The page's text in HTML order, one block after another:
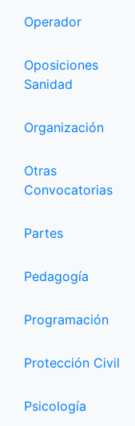
Operador
Oposiciones
Sanidad
Organización
Otras
Convocatorias
Partes
Pedagogía
Programación
Protección Civil
Psicología